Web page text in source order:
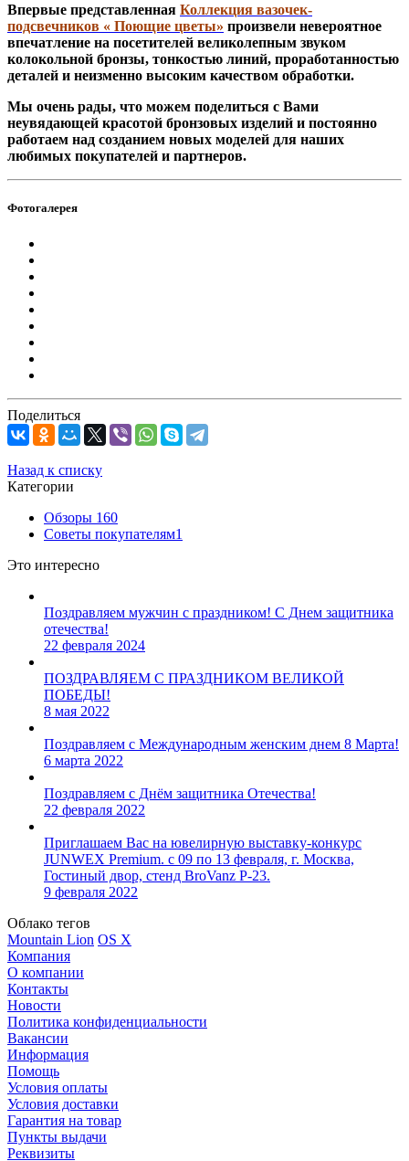
Впервые представленная Коллекция вазочек-
подсвечников « Поющие цветы» произвели невероятное
впечатление на посетителей великолепным звуком
колокольной бронзы, тонкостью линий, проработанностью
деталей и неизменно высоким качеством обработки.
Мы очень рады, что можем поделиться с Вами
неувядающей красотой бронзовых изделий и постоянно
работаем над созданием новых моделей для наших
любимых покупателей и партнеров.
Фотогалерея
Поделиться
Назад к списку
Категории
Обзоры 160
Советы покупателям1
Это интересно
Поздравляем мужчин с праздником! С Днем защитника
отечества!
22 февраля 2024
ПОЗДРАВЛЯЕМ С ПРАЗДНИКОМ ВЕЛИКОЙ
ПОБЕДЫ!
8 мая 2022
Поздравляем с Международным женским днем 8 Марта!
6 марта 2022
Поздравляем с Днём защитника Отечества!
22 февраля 2022
Приглашаем Вас на ювелирную выставку-конкурс
JUNWEX Premium. с 09 по 13 февраля, г. Москва,
Гостиный двор, стенд BroVanz Р-23.
9 февраля 2022
Облако тегов
Mountain Lion OS X
Компания
О компании
Контакты
Новости
Политика конфиденциальности
Вакансии
Информация
Помощь
Условия оплаты
Условия доставки
Гарантия на товар
Пункты выдачи
Реквизиты